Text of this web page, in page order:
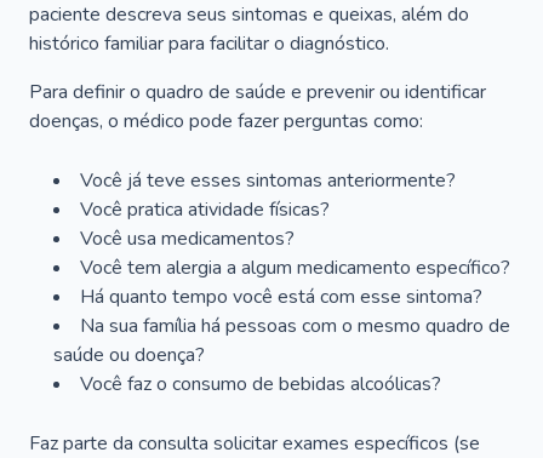
paciente descreva seus sintomas e queixas, além do
histórico familiar para facilitar o diagnóstico.
Para definir o quadro de saúde e prevenir ou identificar
doenças, o médico pode fazer perguntas como:
Você já teve esses sintomas anteriormente?
Você pratica atividade físicas?
Você usa medicamentos?
Você tem alergia a algum medicamento específico?
Há quanto tempo você está com esse sintoma?
Na sua família há pessoas com o mesmo quadro de
saúde ou doença?
Você faz o consumo de bebidas alcoólicas?
Faz parte da consulta solicitar exames específicos (se